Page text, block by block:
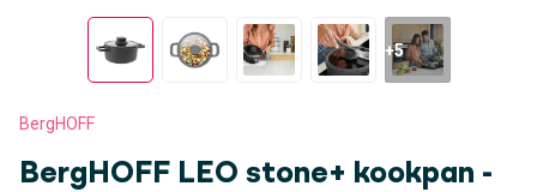
+5
BergHOFF
BergHOFF LEO stone+ kookpan -